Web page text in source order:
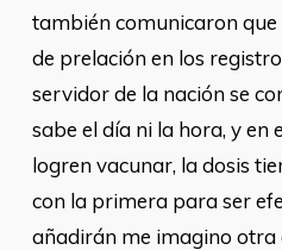
también comunicaron
de prelación en los
servidor de la nación se
sabe el día ni la hora, y en
logren vacunar, la dosis
con la primera para ser
añadirán me imagino otra